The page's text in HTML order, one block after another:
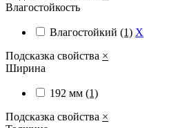
Влагостойкость
Влагостойкий (1) X
Подсказка свойства ×
Ширина
192 мм (1)
Подсказка свойства ×